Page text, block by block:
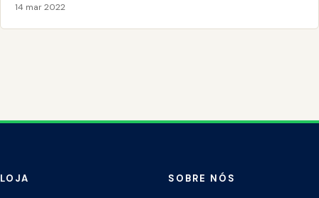
14 mar 2022
LOJA SOBRE NÓS